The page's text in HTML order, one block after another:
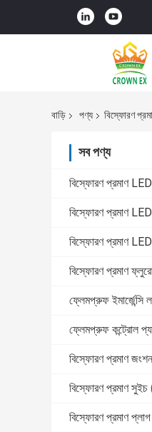
বাড়ি পণ্য বিস্ফোরণ
সব পণ্য
বিস্ফোরণ প্রমাণ
বিস্ফোরণ প্রমাণ
বিস্ফোরণ প্রমাণ
বিস্ফোরণ প্রমাণ
ফ্লেমপ্রুফ ইমার্জেন্সি
ফ্লেমপ্রুফ কন্ট্রোল
বিস্ফোরণ প্রমাণ
বিস্ফোরণ প্রমাণ সুইচ
বিস্ফোরণ প্রমাণ